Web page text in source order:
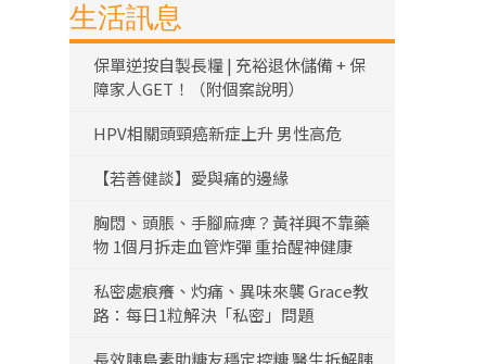
生活訊息
保單逆按自製長糧 | 充裕退休儲備 + 保
障家人GET！（附個案說明）
HPV相關頭頸癌新症上升 男性高危
【若善健談】愛與痛的邊緣
胸悶、頭脹、手腳麻痺？黃祥興不靠藥
物 1個月拆走血管炸彈 重拾醒神健康
私密處痕癢、灼痛、異味來襲 Grace教
路：每日1粒解決「私密」問題
長效胰島素助糖友穩定控糖 醫生拆解胰